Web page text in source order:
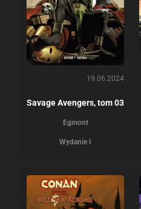
19.06.2024
Savage Avengers, tom 03
Egmont
Wydanie I